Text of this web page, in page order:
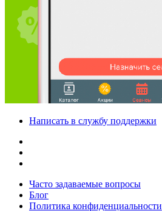
Написать в службу поддержки
Часто задаваемые вопросы
Блог
Политика конфиденциальности